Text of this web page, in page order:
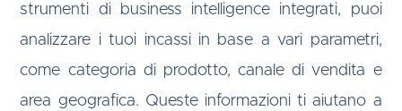
strumenti di business intelligence integrati, puoi
analizzare i tuoi incassi in base a vari parametri,
come categoria di prodotto, canale di vendita e
area geografica. Queste informazioni ti aiutano a